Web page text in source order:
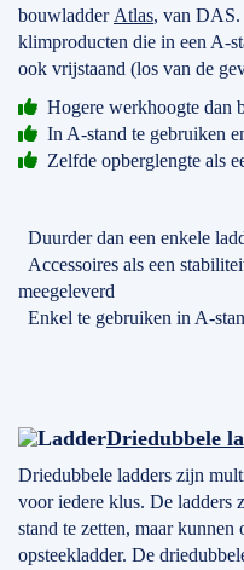
bouwladder Atlas, van DAS.
klimproducten die in een A-
ook vrijstaand (los van de
Hogere werkhoogte dan
In A-stand te gebruiken
Zelfde opberglengte als
Duurder dan een enkele
Accessoires als een
meegeleverd
Enkel te gebruiken in A-
Driedubbele
Driedubbele ladders zijn
voor iedere klus. De ladders
stand te zetten, maar
opsteekladder. De